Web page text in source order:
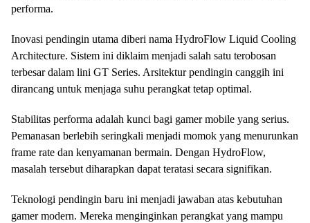
performa.
Inovasi pendingin utama diberi nama HydroFlow Liquid Cooling
Architecture. Sistem ini diklaim menjadi salah satu terobosan
terbesar dalam lini GT Series. Arsitektur pendingin canggih ini
dirancang untuk menjaga suhu perangkat tetap optimal.
Stabilitas performa adalah kunci bagi gamer mobile yang serius.
Pemanasan berlebih seringkali menjadi momok yang menurunkan
frame rate dan kenyamanan bermain. Dengan HydroFlow,
masalah tersebut diharapkan dapat teratasi secara signifikan.
Teknologi pendingin baru ini menjadi jawaban atas kebutuhan
gamer modern. Mereka menginginkan perangkat yang mampu